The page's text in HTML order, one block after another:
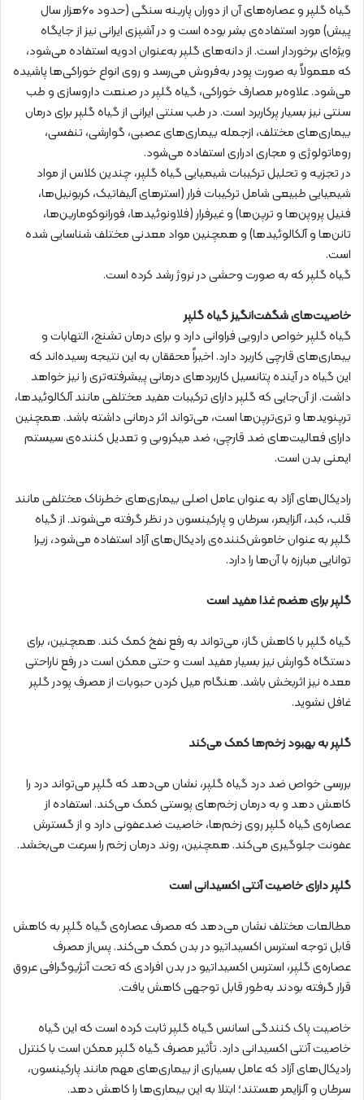
گیاه گلپر و عصاره‌های آن از دوران پارینه سنگی (حدود ۶۰هزار سال
پیش) مورد استفاده‌ی بشر بوده است و در آشپزی ایرانی نیز از جایگاه
ویژه‌ای برخوردار است. از دانه‌های گلپر به‌عنوان ادویه استفاده می‌شود،
که معمولاً به صورت پودر به‌فروش می‌رسد و روی انواع خوراکی‌ها پاشیده
می‌شود. علاوه‌بر مصارف خوراکی،‌ گیاه گلپر در صنعت داروسازی و طب
سنتی نیز بسیار پرکاربرد است. در طب سنتی ایرانی از گیاه گلپر برای درمان
بیماری‌های مختلف، از‌جمله بیماری‌های عصبی، گوارشی، تنفسی،
روماتولوژی و مجاری ادراری استفاده می‌شود.
در تجزیه و تحلیل ترکیبات شیمیایی گیاه گلپر، چندین کلاس از مواد
شیمیایی طبیعی شامل ترکیبات فرار (استرهای آلیفاتیک، کربونیل‌ها،
فنیل پروپن‌ها و ترپن‌ها) و غیرفرار (فلاونوئیدها، فورانوکومارین‌ها،
تانن‌ها و آلکالوئیدها) و همچنین مواد معدنی مختلف شناسایی شده
است.
گیاه گلپر که به صورت وحشی در نروژ رشد کرده است.
خاصیت‌های شگفت‌انگیز گیاه گلپر
گیاه گلپر خواص دارویی فراوانی دارد و برای درمان تشنج، التهابات و
بیماری‌های قارچی کاربرد دارد. اخیراً محققان به این نتیجه رسیده‌اند که
این گیاه در آینده پتانسیل کاربردهای درمانی پیشرفته‌تری را نیز خواهد
داشت. از آن‌جایی که گلپر دارای ترکیبات مفید مختلفی مانند آلکالوئیدها،
ترپنویدها و تری‌ترپن‌ها است، می‌تواند اثر درمانی داشته باشد. همچنین
دارای فعالیت‌های ضد قارچی، ضد میکروبی و تعدیل کننده‌ی سیستم
ایمنی بدن است.
رادیکال‌های آزاد به عنوان عامل اصلی بیماری‌های خطرناک مختلفی مانند
قلب، کبد، آلزایمر، سرطان و پارکینسون در نظر گرفته می‌شوند. از گیاه
گلپر به عنوان خاموش‌کننده‌ی رادیکال‌های آزاد استفاده می‌شود، زیرا
توانایی مبارزه با آن‌ها را دارد.
گلپر برای هضم غذا مفید است
گیاه گلپر با کاهش گاز، می‌تواند به رفع نفخ کمک کند. همچنین، برای
دستگاه گوارش نیز بسیار مفید است و حتی ممکن است در رفع ناراحتی
معده نیز اثربخش باشد. هنگام میل کردن حبوبات از مصرف پودر گلپر
غافل نشوید.
گلپر به بهبود زخم‌ها کمک می‌کند
بررسی‌ خواص ضد درد گیاه گلپر، نشان می‌دهد که گلپر می‌تواند درد را
کاهش دهد و به درمان زخم‌های پوستی کمک می‌کند. استفاده از
عصاره‌ی گیاه گلپر روی زخم‌ها، خاصیت ضدعفونی دارد و از گسترش
عفونت جلوگیری می‌کند. همچنین،‌ روند درمان زخم را سرعت می‌بخشد.
گلپر دارای خاصیت آنتی اکسیدانی است
مطالعات مختلف نشان می‌دهد که مصرف عصاره‌ی گیاه گلپر به کاهش
قابل توجه استرس اکسیداتیو در بدن کمک می‌کند. پس‌از مصرف
عصاره‌ی گلپر، استرس اکسیداتیو در بدن افرادی که تحت آنژیوگرافی عروق
قرار گرفته بودند به‌طور قابل توجهی کاهش یافت.
خاصیت پاک کنندگی اسانس گیاه گلپر ثابت کرده است که این گیاه
خاصیت آنتی اکسیدانی دارد. تأثیر مصرف گیاه گلپر ممکن است با کنترل
رادیکال‌های آزاد که عامل بسیاری از بیماری‌های مهم مانند پارکینسون،
سرطان و آلزایمر هستند؛ ابتلا به این بیماری‌ها را کاهش دهد.